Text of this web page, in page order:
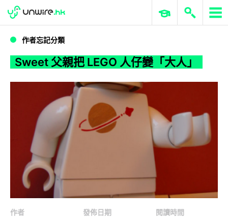
Sweet 父親把 LEGO 人仔變「大人」
WWDC 2026 ERP 與商業 AI
作者忘記分類
Sweet 父親把 LEGO 人仔變「大人」
作者
發佈日期
閱讀時間